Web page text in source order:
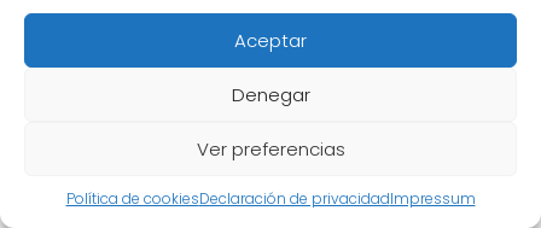
Aceptar
Denegar
Ver preferencias
Política de cookiesDeclaración de privacidadImpressum
su papel en la historia.
Desde su primera aparición, esta mujer ha
demostrado tener una gran influencia tanto
en Majin Boo como en los personajes
llevado a cambios significativos en la